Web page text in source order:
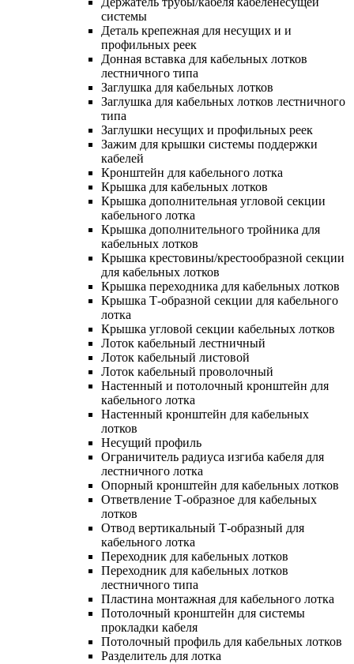
системы
Деталь крепежная для несущих и и
профильных реек
Донная вставка для кабельных лотков
лестничного типа
Заглушка для кабельных лотков
Заглушка для кабельных лотков лестничного
типа
Заглушки несущих и профильных реек
Зажим для крышки системы поддержки
кабелей
Кронштейн для кабельного лотка
Крышка для кабельных лотков
Крышка дополнительная угловой секции
кабельного лотка
Крышка дополнительного тройника для
кабельных лотков
Крышка крестовины/крестообразной секции
для кабельных лотков
Крышка переходника для кабельных лотков
Крышка Т-образной секции для кабельного
лотка
Крышка угловой секции кабельных лотков
Лоток кабельный лестничный
Лоток кабельный листовой
Лоток кабельный проволочный
Настенный и потолочный кронштейн для
кабельного лотка
Настенный кронштейн для кабельных
лотков
Несущий профиль
Ограничитель радиуса изгиба кабеля для
лестничного лотка
Опорный кронштейн для кабельных лотков
Ответвление Т-образное для кабельных
лотков
Отвод вертикальный Т-образный для
кабельного лотка
Переходник для кабельных лотков
Переходник для кабельных лотков
лестничного типа
Пластина монтажная для кабельного лотка
Потолочный кронштейн для системы
прокладки кабеля
Потолочный профиль для кабельных лотков
Разделитель для лотка